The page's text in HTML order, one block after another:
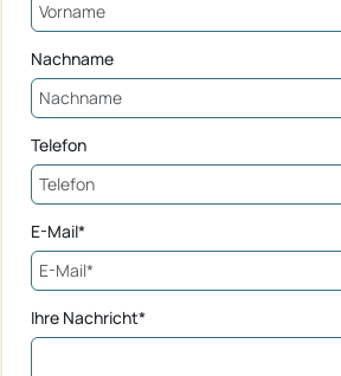
Nachname
Telefon
E-Mail*
Ihre Nachricht*